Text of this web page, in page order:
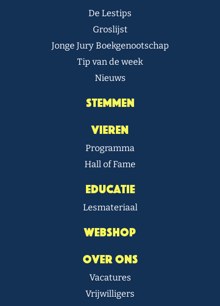
De Lestips
Groslijst
Jonge Jury Boekgenootschap
Tip van de week
Nieuws
Stemmen
Vieren
Programma
Hall of Fame
Educatie
Lesmateriaal
Webshop
Over Ons
Vacatures
Vrijwilligers